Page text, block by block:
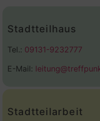
Stadtteilhaus
Tel.: 09131-9232777
E-Mail:
Stadtteilarbeit